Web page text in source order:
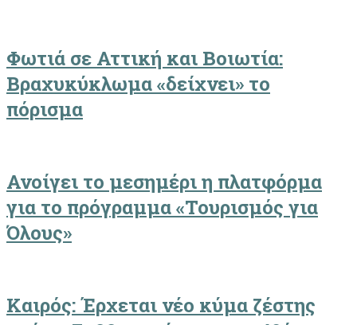
Φωτιά σε Αττική και Βοιωτία:
Βραχυκύκλωμα «δείχνει» το
πόρισμα
Ανοίγει το μεσημέρι η πλατφόρμα
για το πρόγραμμα «Τουρισμός για
Όλους»
Καιρός: Έρχεται νέο κύμα ζέστης